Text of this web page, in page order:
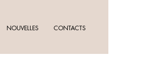
NOUVELLES CONTACTS